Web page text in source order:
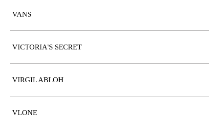
VANS
VICTORIA'S SECRET
VIRGIL ABLOH
VLONE